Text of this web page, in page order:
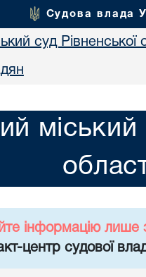
Судова влада
суд Рівненської
міський
інформацію лише
центр судової